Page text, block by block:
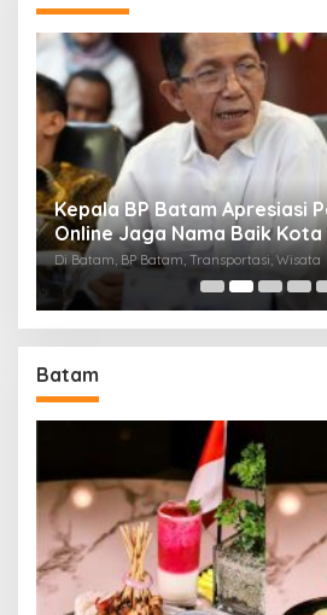
Kepala BP Batam Apresiasi
Online Jaga Nama Baik
Di Batam, BP Batam, Transportasi, Wisata
Batam